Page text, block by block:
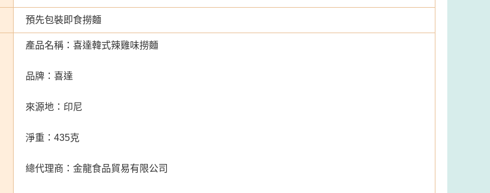
預先包裝即食撈麵
產品名稱：喜達韓式辣雞味撈麵
品牌：喜達
來源地：印尼
淨重：435克
總代理商：金龍食品貿易有限公司